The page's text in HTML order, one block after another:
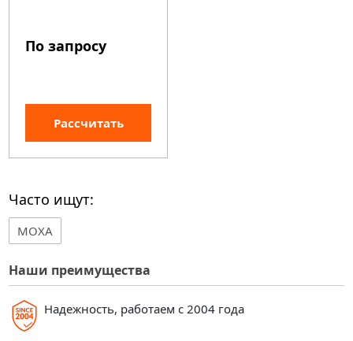
Наши преимущества
Надежность, работаем с 2004 года
По запросу
Рассчитать
Часто ищут:
MOXA